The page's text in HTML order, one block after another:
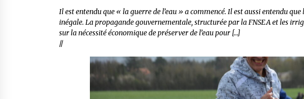
Il est entendu que « la guerre de l’eau » a commencé. Il est aussi entendu
inégale. La propagande gouvernementale, structurée par la FNSEA et les
sur la nécessité économique de préserver de l’eau pour […]
//